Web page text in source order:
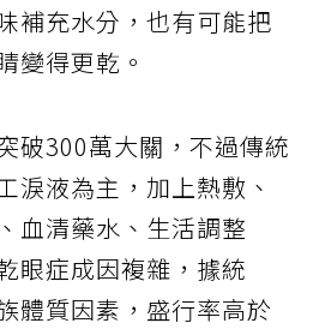
補充水分，也有可能把
變得更乾。
破300萬大關，不過傳統
淚液為主，加上熱敷、
血清藥水、生活調整
眼症成因複雜，據統
體質因素，盛行率高於